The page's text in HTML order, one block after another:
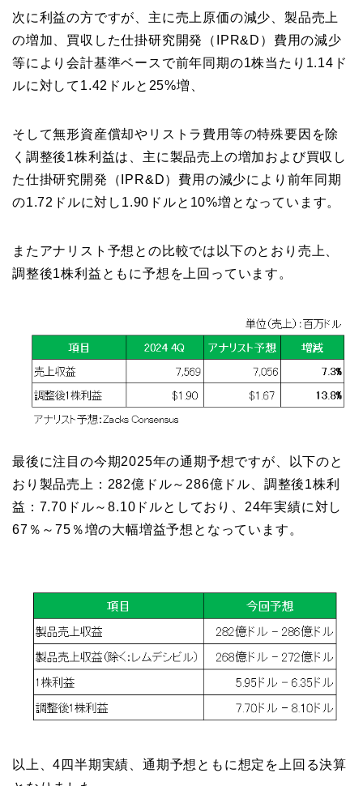
次に利益の方ですが、主に売上原価の減少、製品売上
の増加、買収した仕掛研究開発（IPR&D）費用の減少
等により会計基準ベースで前年同期の1株当たり1.14ド
ルに対して1.42ドルと25%増、
そして無形資産償却やリストラ費用等の特殊要因を除
く調整後1株利益は、主に製品売上の増加および買収し
た仕掛研究開発（IPR&D）費用の減少により前年同期
の1.72ドルに対し1.90ドルと10%増となっています。
またアナリスト予想との比較では以下のとおり売上、
調整後1株利益ともに予想を上回っています。
最後に注目の今期2025年の通期予想ですが、以下のと
おり製品売上：282億ドル～286億ドル、調整後1株利
益：7.70ドル～8.10ドルとしており、24年実績に対し
67％～75％増の大幅増益予想となっています。
以上、4四半期実績、通期予想ともに想定を上回る決算